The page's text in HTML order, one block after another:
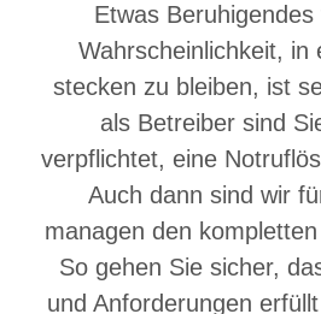
Etwas
Wahrscheinlichkeit, in
stecken zu bleiben, ist
als Betreiber sind
verpflichtet, eine
Auch dann sind wir
managen den
So gehen Sie sicher,
und Anforderungen